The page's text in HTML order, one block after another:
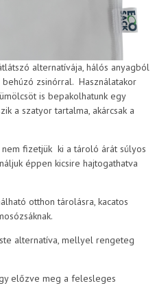
alternatívája, hálós anyagból
zsinórral. Használatakor
is bepakolhatunk egy
a szatyor tartalma, akárcsak a
fizetjük ki a tároló árát súlyos
éppen kicsire hajtogathatva
otthon tárolásra, kacatos
alternatíva, mellyel rengeteg
előzve meg a felesleges